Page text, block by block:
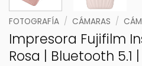
FOTOGRAFÍA / CÁMARAS /
Impresora Fujifilm
Rosa | Bluetooth 5.1